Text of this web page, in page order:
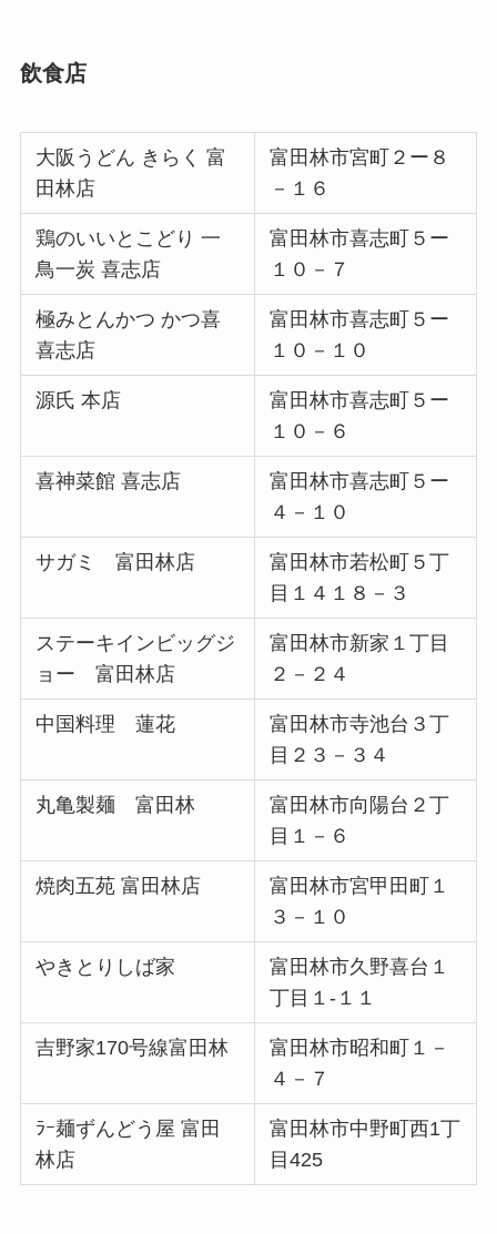
飲食店
大阪うどん きらく 富
田林店
富田林市宮町２ー８
－１６
鶏のいいとこどり 一
鳥一炭 喜志店
富田林市喜志町５ー
１０－７
極みとんかつ かつ喜
喜志店
富田林市喜志町５ー
１０－１０
源氏 本店
富田林市喜志町５ー
１０－６
喜神菜館 喜志店
富田林市喜志町５ー
４－１０
サガミ 富田林店
富田林市若松町５丁
目１４１８－３
ステーキインビッグジ
ョー 富田林店
富田林市新家１丁目
２－２４
中国料理 蓮花
富田林市寺池台３丁
目２３－３４
丸亀製麺 富田林
富田林市向陽台２丁
目１－６
焼肉五苑 富田林店
富田林市宮甲田町１
３－１０
やきとりしば家
富田林市久野喜台１
丁目１‐１１
吉野家170号線富田林
富田林市昭和町１－
４－７
ﾗｰ麺ずんどう屋 富田
林店
富田林市中野町西1丁
目425